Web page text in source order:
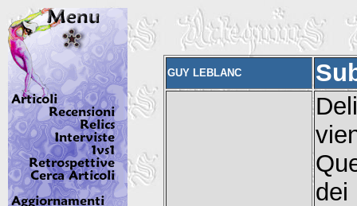
GUY LEBLANC
dei